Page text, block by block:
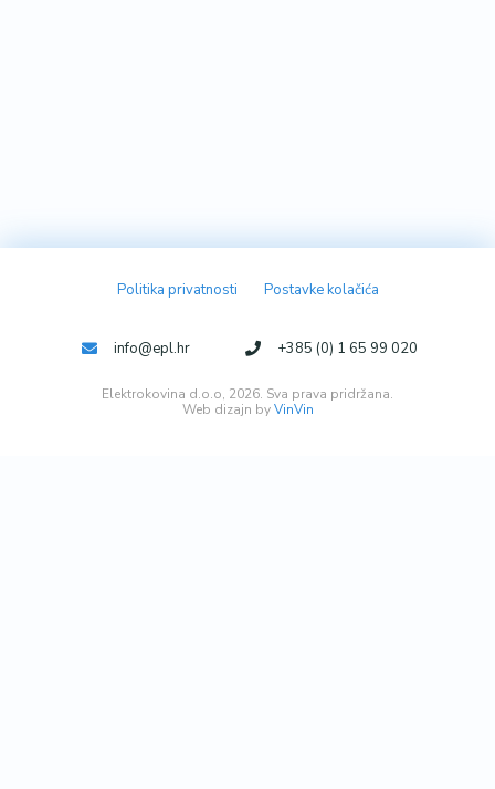
Politika privatnosti Postavke kolačića
Web dizajn byVinVin
Elektrokovina d.o.o, 2026. Sva prava pridržana.
info@epl.hr +385 (0) 1 65 99 020